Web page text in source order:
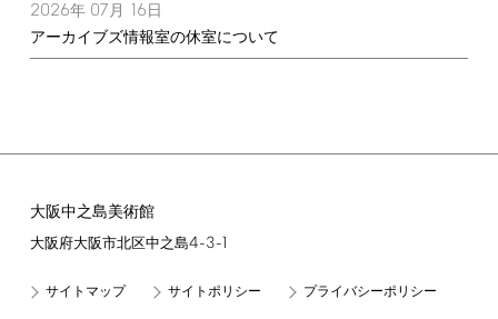
2026年 07月 16 日
アーカイブズ情報室の休室について
大阪中之島美術館
大阪府大阪市北区中之島4-3-1
サイトマップ サイトポリシー プライバシーポリシー